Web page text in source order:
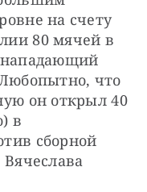
на счету
80 мячей в
нападающий
что
он открыл 40
в
сборной